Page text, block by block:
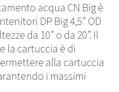
acqua CN Big è
DP Big 4,5” OD
da 10” o da 20”. Il
la cartuccia è di
alla cartuccia
i massimi